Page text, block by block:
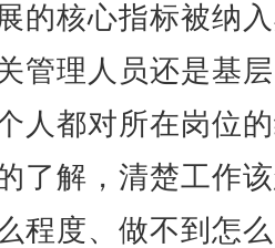
的核心指标被纳
管理人员还是基
人都对所在岗位
了解，清楚工作
程度、做不到怎